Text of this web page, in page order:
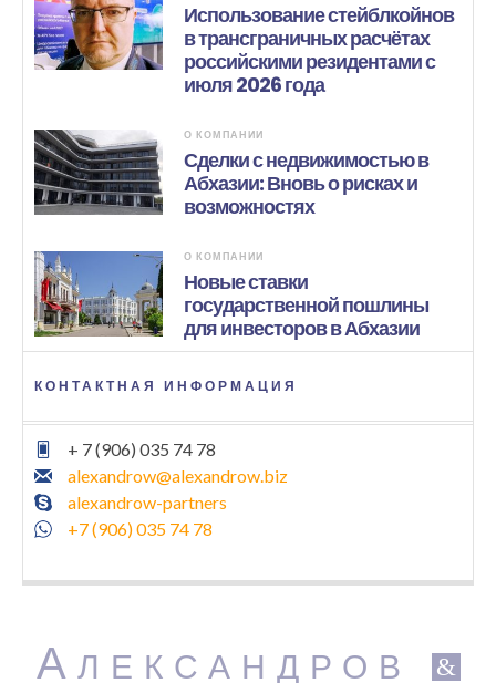
Использование стейблкойнов
в трансграничных расчётах
российскими резидентами с
июля 2026 года
О КОМПАНИИ
Сделки с недвижимостью в
Абхазии: Вновь о рисках и
возможностях
О КОМПАНИИ
Новые ставки
государственной пошлины
для инвесторов в Абхазии
КОНТАКТНАЯ ИНФОРМАЦИЯ
+ 7 (906) 035 74 78
alexandrow@alexandrow.biz
alexandrow-partners
+7 (906) 035 74 78
А ЛЕКСАНДРОВ &